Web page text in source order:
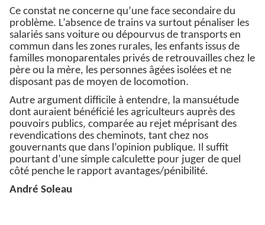
Ce constat ne concerne qu’une face secondaire du
problème. L’absence de trains va surtout pénaliser les
salariés sans voiture ou dépourvus de transports en
commun dans les zones rurales, les enfants issus de
familles monoparentales privés de retrouvailles chez le
père ou la mère, les personnes âgées isolées et ne
disposant pas de moyen de locomotion.
Autre argument difficile à entendre, la mansuétude
dont auraient bénéficié les agriculteurs auprès des
pouvoirs publics, comparée au rejet méprisant des
revendications des cheminots, tant chez nos
gouvernants que dans l’opinion publique. Il suffit
pourtant d’une simple calculette pour juger de quel
côté penche le rapport avantages/pénibilité.
André Soleau